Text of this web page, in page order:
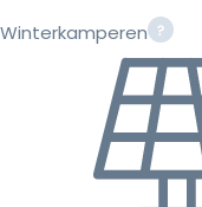
Winterkamperen